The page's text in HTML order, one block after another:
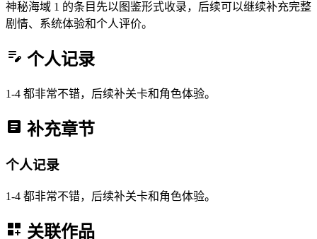
神秘海域 1 的条目先以图鉴形式收录，后续可以继续补充完整
剧情、系统体验和个人评价。
个人记录
1-4 都非常不错，后续补关卡和角色体验。
补充章节
个人记录
1-4 都非常不错，后续补关卡和角色体验。
关联作品